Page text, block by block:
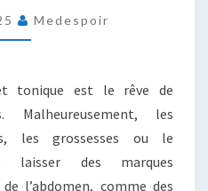
UNE
SILHOUETTE
Medespoir
tonique est le rêve de
Malheureusement, les
les grossesses ou le
laisser des marques
l’abdomen, comme des